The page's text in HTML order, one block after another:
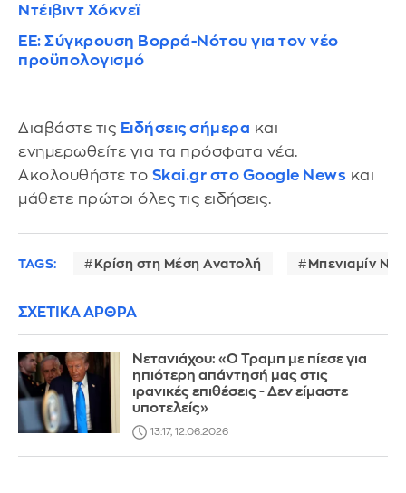
Ντέιβιντ Χόκνεϊ
ΕΕ: Σύγκρουση Βορρά-Νότου για τον νέο
προϋπολογισμό
Διαβάστε τις Ειδήσεις σήμερα και
ενημερωθείτε για τα πρόσφατα νέα.
Ακολουθήστε το Skai.gr στο Google News και
μάθετε πρώτοι όλες τις ειδήσεις.
TAGS: Κρίση στη Μέση Ανατολή Μπενιαμίν
ΣΧΕΤΙΚΑ ΑΡΘΡΑ
Νετανιάχου: «Ο Τραμπ με πίεσε για
ηπιότερη απάντησή μας στις
ιρανικές επιθέσεις - Δεν είμαστε
υποτελείς»
13:17, 12.06.2026